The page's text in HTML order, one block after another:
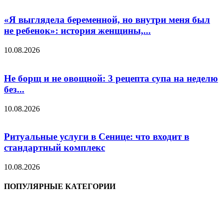
«Я выглядела беременной, но внутри меня был
не ребенок»: история женщины,...
10.08.2026
Не борщ и не овощной: 3 рецепта супа на неделю
без...
10.08.2026
Ритуальные услуги в Сенице: что входит в
стандартный комплекс
10.08.2026
ПОПУЛЯРНЫЕ КАТЕГОРИИ